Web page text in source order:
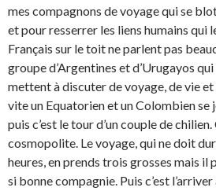
mes compagnons de voyage qui se
et pour resserrer les liens humains qui
Français sur le toit ne parlent pas
groupe d’Argentines et d’Urugayos
mettent à discuter de voyage, de vie et
vite un Equatorien et un Colombien se
puis c’est le tour d’un couple de
cosmopolite. Le voyage, qui ne doit
heures, en prends trois grosses mais il
si bonne compagnie. Puis c’est